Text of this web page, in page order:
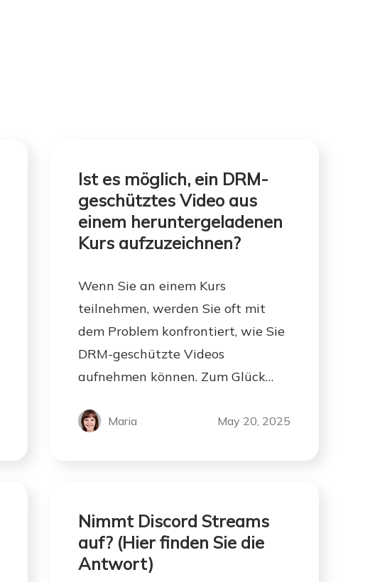
Ist es möglich, ein DRM-
geschütztes Video aus
einem heruntergeladenen
Kurs aufzuzeichnen?
Wenn Sie an einem Kurs
teilnehmen, werden Sie oft mit
dem Problem konfrontiert, wie Sie
DRM-geschützte Videos
aufnehmen können. Zum Glück
gute Lösung.
Maria May 20, 2025
Nimmt Discord Streams
auf? (Hier finden Sie die
Antwort)